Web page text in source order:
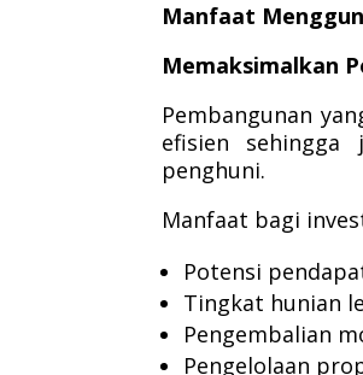
Manfaat
Memaksimalkan
Pembangunan
efisien sehingga
penghuni.
Manfaat bagi
Potensi
Tingkat hunian
Pengembalian
Pengelolaan